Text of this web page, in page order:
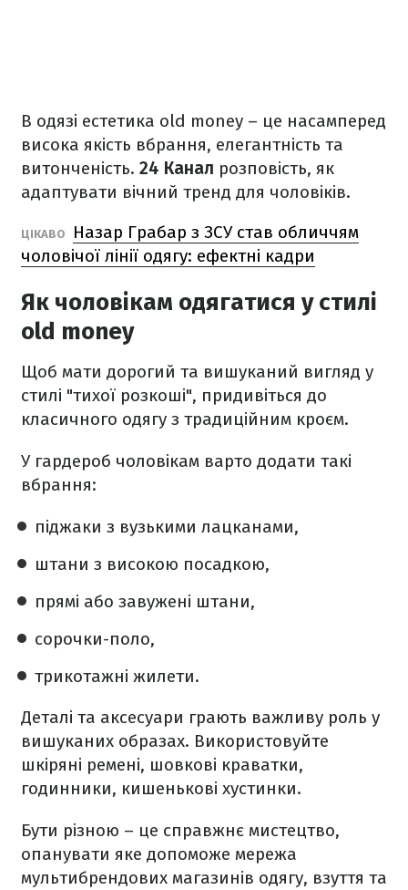
В одязі естетика old money – це насамперед
висока якість вбрання, елегантність та
витонченість. 24 Канал розповість, як
адаптувати вічний тренд для чоловіків.
ЦІКАВО
Назар Грабар з ЗСУ став обличчям
чоловічої лінії одягу: ефектні кадри
Як чоловікам одягатися у стилі
old money
Щоб мати дорогий та вишуканий вигляд у
стилі "тихої розкоші", придивіться до
класичного одягу з традиційним кроєм.
У гардероб чоловікам варто додати такі
вбрання:
піджаки з вузькими лацканами,
штани з високою посадкою,
прямі або завужені штани,
сорочки-поло,
трикотажні жилети.
Деталі та аксесуари грають важливу роль у
вишуканих образах. Використовуйте
шкіряні ремені, шовкові краватки,
годинники, кишенькові хустинки.
Бути різною – це справжнє мистецтво,
опанувати яке допоможе мережа
мультибрендових магазинів одягу, взуття та